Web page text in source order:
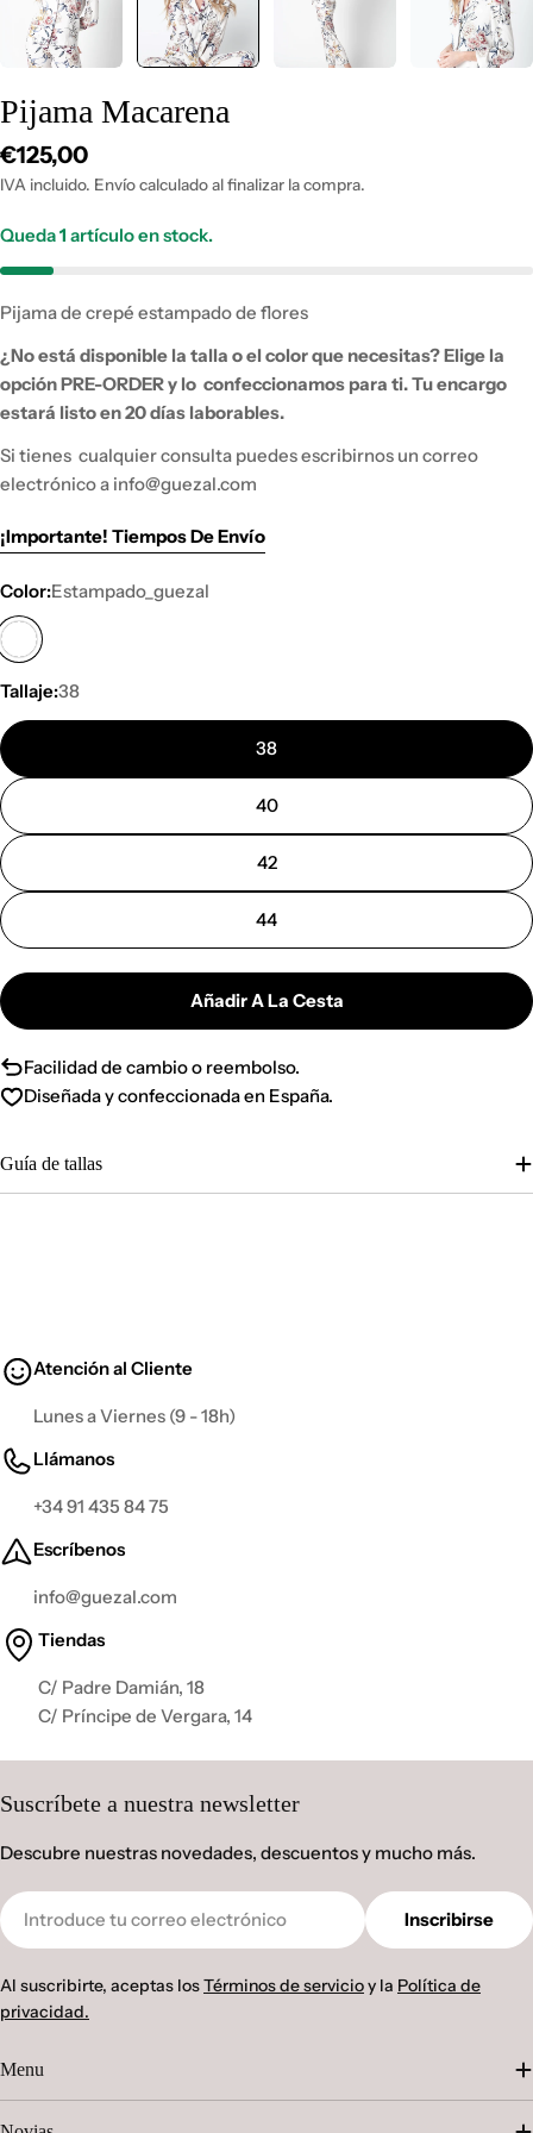
Pijama Macarena
Precio
habitual
€125,00
IVA incluido. Envío calculado al finalizar la compra.
Queda1 artículo en stock.
Pijama de crepé estampado de flores
¿No está disponible la talla o el color que necesitas?Elige la
opción PRE-ORDER y lo confeccionamos para ti.Tu encargo
estará listo en 20 días laborables.
Si tienes cualquier consulta puedes escribirnos un correo
electrónico a info@guezal.com
¡Importante! Tiempos De Envío
Color:Estampado_guezal
Tallaje:38
38
40
42
44
Añadir A La Cesta
Facilidad de cambio o reembolso.
Diseñada y confeccionada en España.
Guía de tallas
Atención al Cliente
Lunes a Viernes (9 - 18h)
Llámanos
+34 91 435 84 75
Escríbenos
info@guezal.com
Tiendas
C/ Padre Damián, 18
C/ Príncipe de Vergara, 14
Suscríbete a nuestra newsletter
Descubre nuestras novedades, descuentos y mucho más.
Correo
electrónico
Inscribirse
Al suscribirte, aceptas losTérminos de servicioy la Política de
privacidad.
Menu